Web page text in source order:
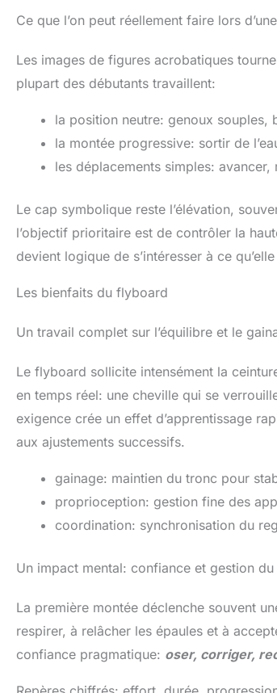
Ce que l’on peut réellement faire lors
Les images de figures acrobatiques
plupart des débutants travaillent:
la position neutre: genoux souples,
la montée progressive: sortir de
les déplacements simples:
Le cap symbolique reste l’élévation,
l’objectif prioritaire est de contrôler la
devient logique de s’intéresser à ce
Les bienfaits du flyboard
Un travail complet sur l’équilibre et le
Le flyboard sollicite intensément la
en temps réel: une cheville qui se
exigence crée un effet d’apprentissage
aux ajustements successifs.
gainage: maintien du tronc pour
proprioception: gestion fine des
coordination: synchronisation du
Un impact mental: confiance et gestion du
La première montée déclenche souvent
respirer, à relâcher les épaules et à
confiance pragmatique: oser, corriger,